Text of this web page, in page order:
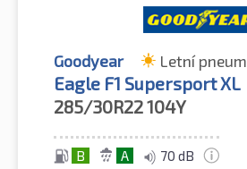
Goodyear Letní
Eagle F1 Supersport XL
285/30R22104Y
B A 70 dB